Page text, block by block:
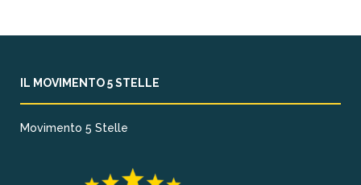
IL MOVIMENTO 5 STELLE
Movimento 5 Stelle